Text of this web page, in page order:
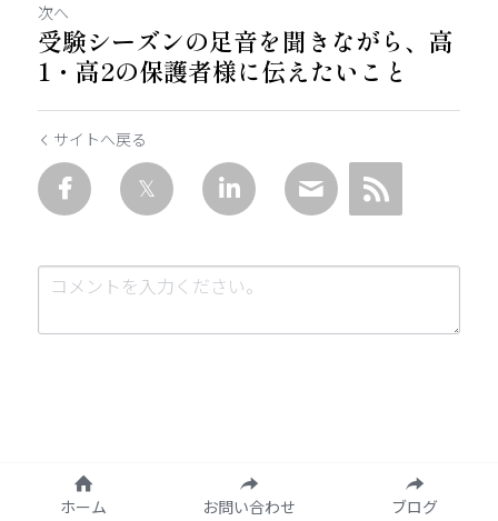
次へ
受験シーズンの足音を聞きながら、高
1・高2の保護者様に伝えたいこと
サイトへ戻る
送信
ホーム お問い合わせ ブログ